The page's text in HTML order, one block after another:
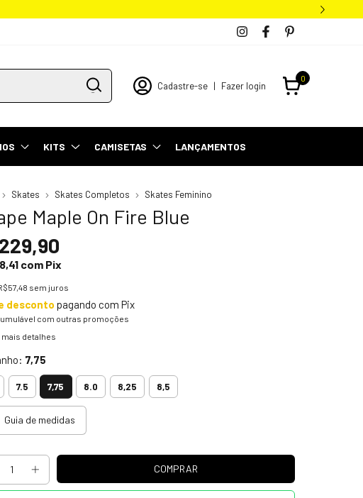
Cadastre-se | Fazer login
0
KITS CAMISETAS LANÇAMENTOS
Skates Skates Completos Skates Feminino
Maple On Fire Blue
com Pix
sem juros
desconto pagando com Pix
com outras promoções
mais detalhes
7,75
7.5 7,75 8.0 8,25 8,5
Guia de medidas